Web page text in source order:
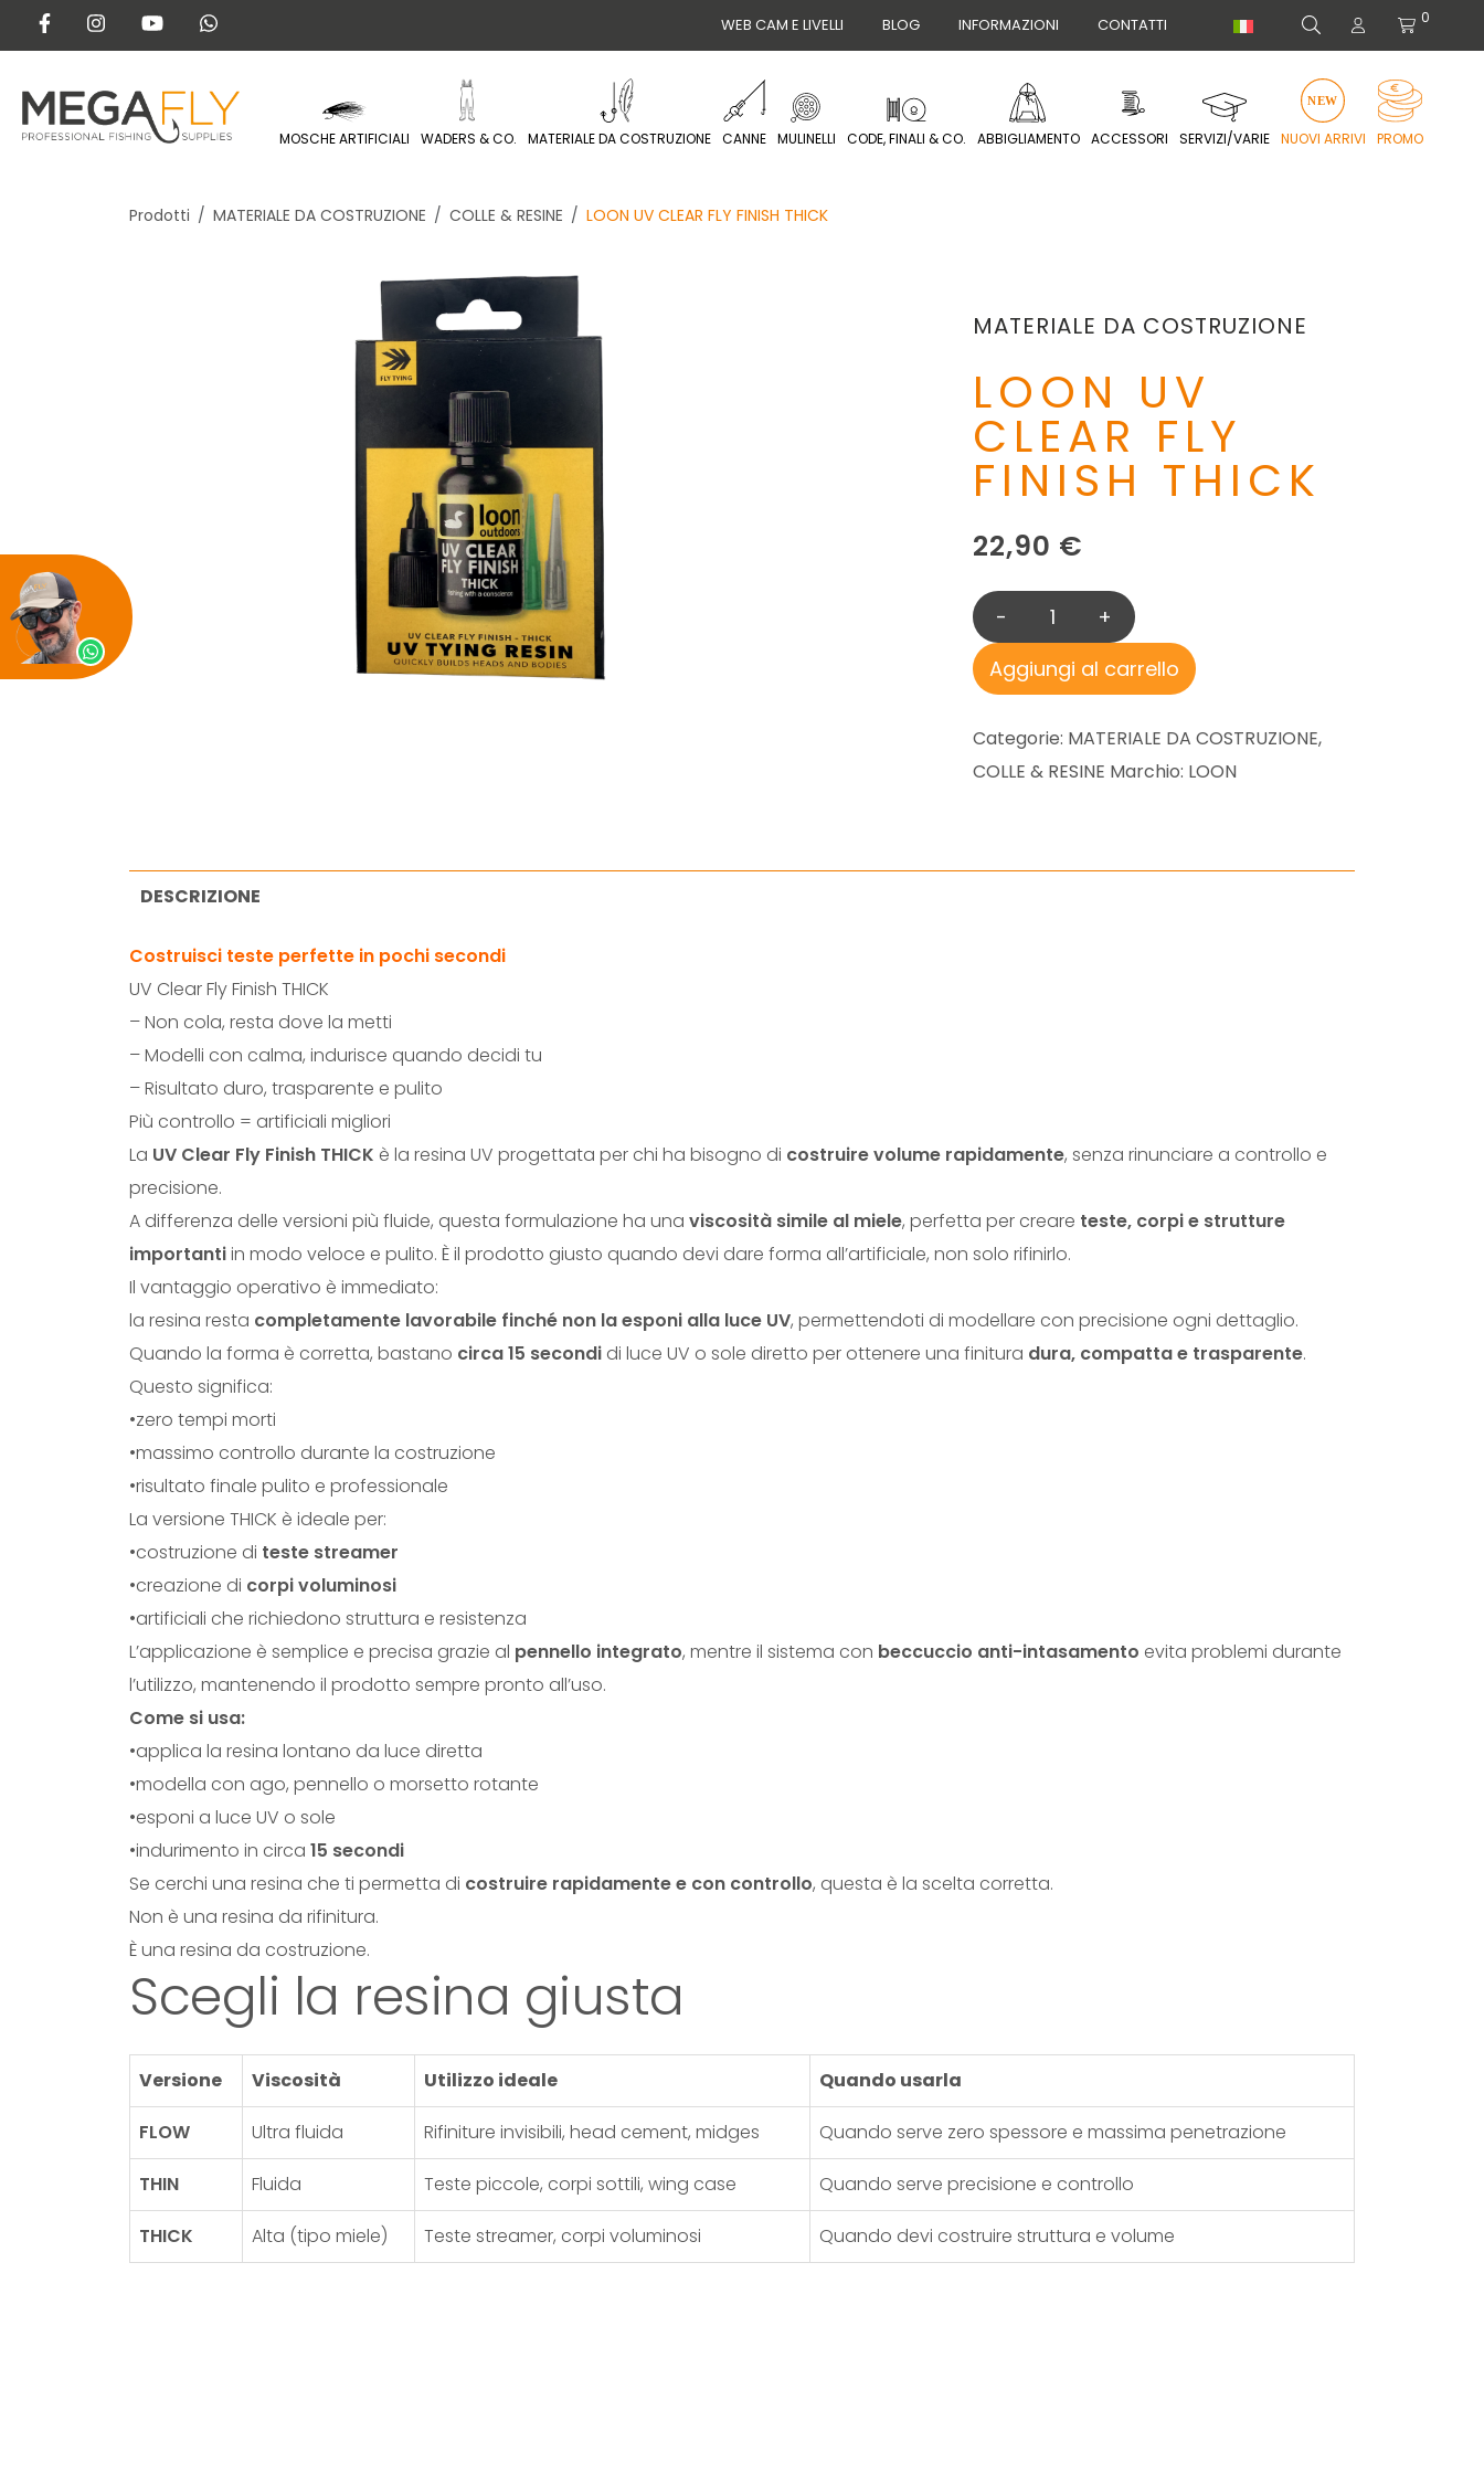
WEB CAM E LIVELLI BLOG INFORMAZIONI CONTATTI 0
MOSCHE ARTIFICIALI WADERS & CO. MATERIALE DA COSTRUZIONE CANNE MULINELLI CODE, FINALI & CO. ABBIGLIAMENTO ACCESSORI SERVIZI/VARIE NUOVI ARRIVI PROMO
Prodotti MATERIALE DA COSTRUZIONE COLLE & RESINE LOON UV CLEAR FLY FINISH THICK
MATERIALE DA COSTRUZIONE
LOON UV
CLEAR FLY
FINISH THICK
22,90 €
O
O
U
V
N
S
H
H
I
t
-
+
Aggiungi al carrello
Categorie: MATERIALE DA COSTRUZIONE,
COLLE & RESINE Marchio: LOON
DESCRIZIONE
Costruisci teste perfette in pochi secondi
UV Clear Fly Finish THICK
– Non cola, resta dove la metti
– Modelli con calma, indurisce quando decidi tu
– Risultato duro, trasparente e pulito
Più controllo = artificiali migliori
La UV Clear Fly Finish THICK è la resina UV progettata per chi ha bisogno di costruire volume rapidamente, senza rinunciare a controllo e
precisione.
A differenza delle versioni più fluide, questa formulazione ha una viscosità simile al miele, perfetta per creare teste, corpi e strutture
importantiin modo veloce e pulito. È il prodotto giusto quando devi dare forma all’artificiale, non solo rifinirlo.
Il vantaggio operativo è immediato:
la resina resta completamente lavorabile finché non la esponi alla luce UV, permettendoti di modellare con precisione ogni dettaglio.
Quando la forma è corretta, bastano circa 15 secondi di luce UV o sole diretto per ottenere una finitura dura, compatta e trasparente.
Questo significa:
•zero tempi morti
•massimo controllo durante la costruzione
•risultato finale pulito e professionale
La versione THICK è ideale per:
•costruzione di teste streamer
•creazione di corpi voluminosi
•artificiali che richiedono struttura e resistenza
L’applicazione è semplice e precisa grazie al pennello integrato, mentre il sistema con beccuccio anti-intasamento evita problemi durante
l’utilizzo, mantenendo il prodotto sempre pronto all’uso.
Come si usa:
•applica la resina lontano da luce diretta
•modella con ago, pennello o morsetto rotante
•esponi a luce UV o sole
•indurimento in circa 15 secondi
Se cerchi una resina che ti permetta di costruire rapidamente e con controllo, questa è la scelta corretta.
Non è una resina da rifinitura.
È una resina da costruzione.
Scegli la resina giusta
Versione Viscosità Utilizzo ideale Quando usarla
FLOW Ultra fluida Rifiniture invisibili, head cement, midges Quando serve zero spessore e massima penetrazione
THIN Fluida Teste piccole, corpi sottili, wing case Quando serve precisione e controllo
THICK Alta (tipo miele) Teste streamer, corpi voluminosi Quando devi costruire struttura e volume